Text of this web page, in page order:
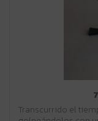
Transcurrido el